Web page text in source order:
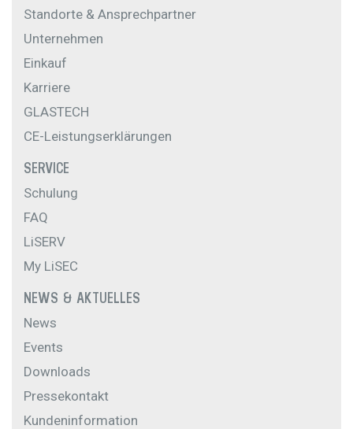
Standorte & Ansprechpartner
Unternehmen
Einkauf
Karriere
GLASTECH
CE-Leistungserklärungen
SERVICE
Schulung
FAQ
LiSERV
My LiSEC
NEWS & AKTUELLES
News
Events
Downloads
Pressekontakt
Kundeninformation